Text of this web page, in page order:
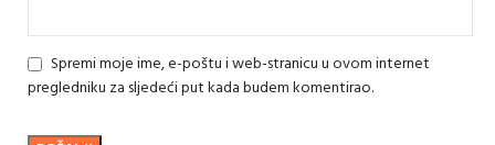
Spremi moje ime, e-poštu i web-stranicu u ovom internet
pregledniku za sljedeći put kada budem komentirao.